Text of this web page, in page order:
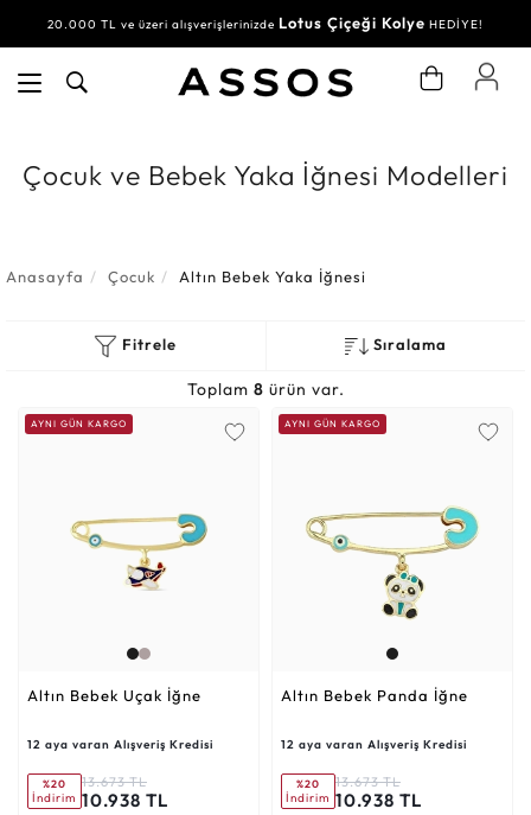
20.000 TL ve üzeri alışverişlerinizde Lotus Çiçeği Kolye HEDİYE!
Çocuk ve Bebek Yaka İğnesi Modelleri
Anasayfa Çocuk Altın Bebek Yaka İğnesi
Fitrele Sıralama
Toplam 8 ürün var.
AYNI GÜN KARGO
Altın Bebek Uçak İğne
12 aya varan Alışveriş Kredisi
%20
İndirim
13.673 TL
10.938 TL
AYNI GÜN KARGO
Altın Bebek Panda İğne
12 aya varan Alışveriş Kredisi
%20
İndirim
13.673 TL
10.938 TL